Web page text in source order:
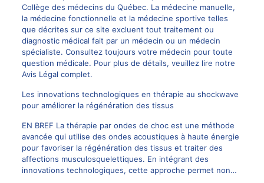
Collège des médecins du Québec. La médecine manuelle,
la médecine fonctionnelle et la médecine sportive telles
que décrites sur ce site excluent tout traitement ou
diagnostic médical fait par un médecin ou un médecin
spécialiste. Consultez toujours votre médecin pour toute
question médicale. Pour plus de détails, veuillez lire notre
Avis Légal complet.
Les innovations technologiques en thérapie au shockwave
pour améliorer la régénération des tissus
EN BREF La thérapie par ondes de choc est une méthode
avancée qui utilise des ondes acoustiques à haute énergie
pour favoriser la régénération des tissus et traiter des
affections musculosquelettiques. En intégrant des
innovations technologiques, cette approche permet non…